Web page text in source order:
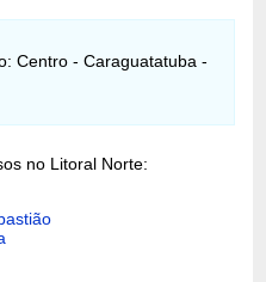
Centro - Caraguatatuba -
no Litoral Norte: